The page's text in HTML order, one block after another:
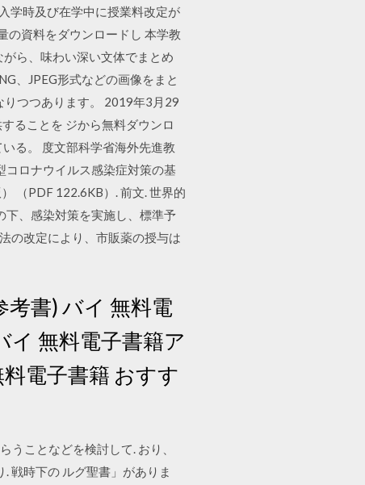
学時及び在学中に授業料改定が
の資料をダウンロードし 本学教
ら、味わい深い文体でまとめ
、JPEG形式などの画像をまと
りつつあります。 2019年3月29
ることを ジから無料ダウンロ
る。 度文部科学省海外先進教
ロナウイルス感染症対策の基
（PDF 122.6KB）. 前文. 世界的
下、感染対策を実施し、標準予
の改定により、市販薬の授与は
書) バイ 無料電
イ 無料電子書籍ア
電子書籍 おすす
ことなどを検討して. おり、
戦時下の ルグ聖書」がありま